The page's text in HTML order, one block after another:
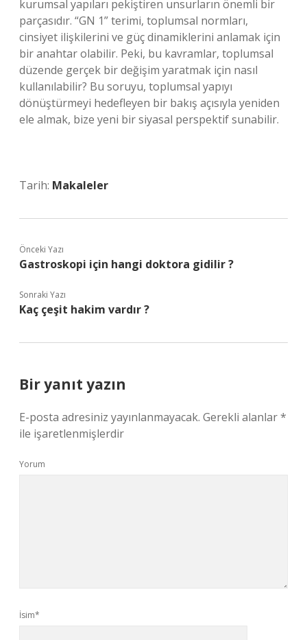
kurumsal yapıları pekiştiren unsurların önemli bir
parçasıdır. “GN 1” terimi, toplumsal normları,
cinsiyet ilişkilerini ve güç dinamiklerini anlamak için
bir anahtar olabilir. Peki, bu kavramlar, toplumsal
düzende gerçek bir değişim yaratmak için nasıl
kullanılabilir? Bu soruyu, toplumsal yapıyı
dönüştürmeyi hedefleyen bir bakış açısıyla yeniden
ele almak, bize yeni bir siyasal perspektif sunabilir.
Tarih: Makaleler
Önceki Yazı
Gastroskopi için hangi doktora gidilir ?
Sonraki Yazı
Kaç çeşit hakim vardır ?
Bir yanıt yazın
E-posta adresiniz yayınlanmayacak. Gerekli alanlar*
ile işaretlenmişlerdir
Yorum
İsim*